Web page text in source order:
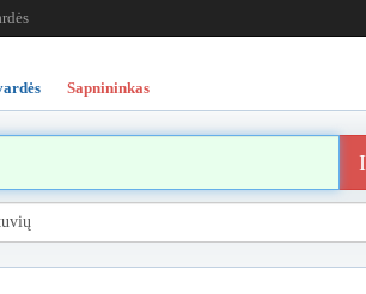
Sapnininkas